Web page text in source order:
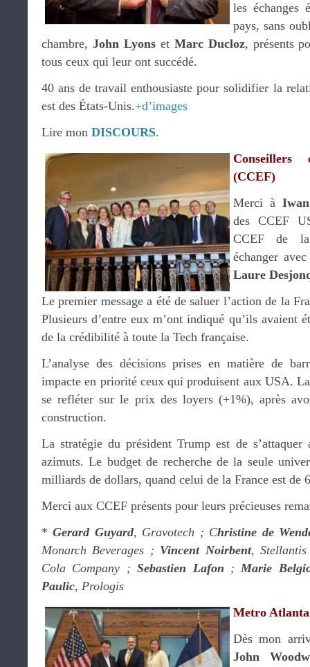
les échanges
pays, sans
chambre, John Lyonset Marc Ducloz, présents
tous ceux qui leur ont succédé.
40 ans de travail enthousiaste pour solidifier la
est des États-Unis.+d’images
Lire mon DISCOURS.
Conseillers
(CCEF)
Merci à
des CCEF
CCEF de
échanger
Laure
Le premier message a été de saluer l’action de la
Plusieurs d’entre eux m’ont indiqué qu’ils avaient
de la crédibilité à toute la Tech française.
L’analyse des décisions prises en matière de
impacte en priorité ceux qui produisent aux USA.
se refléter sur le prix des loyers (+1%), après
construction.
La stratégie du président Trump est de s’attaquer
azimuts. Le budget de recherche de la seule
milliards de dollars, quand celui de la France est de
Merci aux CCEF présents pour leurs précieuses
*Gerard Guyard, Gravotech ; Christine de
Monarch Beverages ; Vincent Noirbent,
Cola Company ;Sebastien Lafon ;Marie
Paulic, Prologis
Metro
Dès mon
John